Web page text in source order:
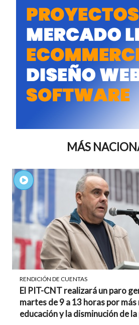
MÁS
RENDICIÓN DE CUENTAS
El PIT-CNT realizará un paro
martes de 9 a 13 horas por
educación y la disminución de